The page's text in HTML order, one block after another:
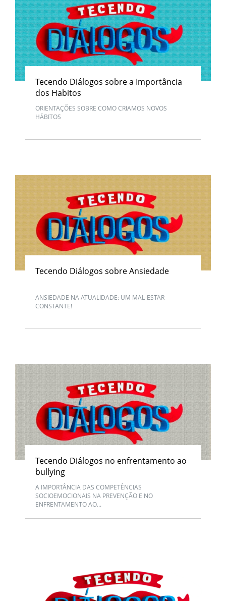
Tecendo Diálogos sobre a Importância
dos Habitos
ORIENTAÇÕES SOBRE COMO CRIAMOS NOVOS
HÁBITOS
Tecendo Diálogos sobre Ansiedade
ANSIEDADE NA ATUALIDADE: UM MAL-ESTAR
CONSTANTE!
Tecendo Diálogos no enfrentamento ao
bullying
A IMPORTÂNCIA DAS COMPETÊNCIAS
SOCIOEMOCIONAIS NA PREVENÇÃO E NO
ENFRENTAMENTO AO...